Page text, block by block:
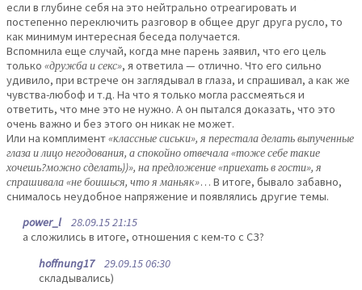
если в глубине себя на это нейтрально отреагировать и
постепенно переключить разговор в общее друг друга русло, то
как минимум интересная беседа получается.
Вспомнила еще случай, когда мне парень заявил, что его цель
только «дружба и секс», я ответила — отлично. Что его сильно
удивило, при встрече он заглядывал в глаза, и спрашивал, а как же
чувства-любоф и т.д. На что я только могла рассмеяться и
ответить, что мне это не нужно. А он пытался доказать, что это
очень важно и без этого он никак не может.
Или на комплимент«классные сиськи», я перестала делать выпученные
глаза и лицо негодования, а спокойно отвечала «тоже себе такие
хочешь?можно сделать))», на предложение «приехать в гости», я
спрашивала «не боишься, что я маньяк»… В итоге, бывало забавно,
снималось неудобное напряжение и появлялись другие темы.
power_l 28.09.15 21:15
а сложились в итоге, отношения с кем-то с СЗ?
hoffnung1729.09.15 06:30
складывались)